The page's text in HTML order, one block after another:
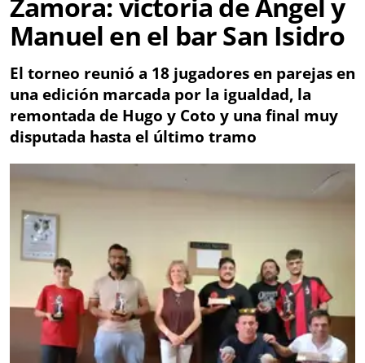
Manuel en el bar San Isidro
El torneo reunió a 18 jugadores en parejas en
una edición marcada por la igualdad, la
remontada de Hugo y Coto y una final muy
disputada hasta el último tramo